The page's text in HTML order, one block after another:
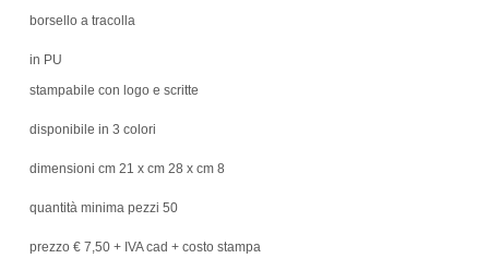
borsello a tracolla
in PU
stampabile con logo e scritte
disponibile in 3 colori
dimensioni cm 21 x cm 28 x cm 8
quantità minima pezzi 50
prezzo € 7,50 + IVA cad + costo stampa